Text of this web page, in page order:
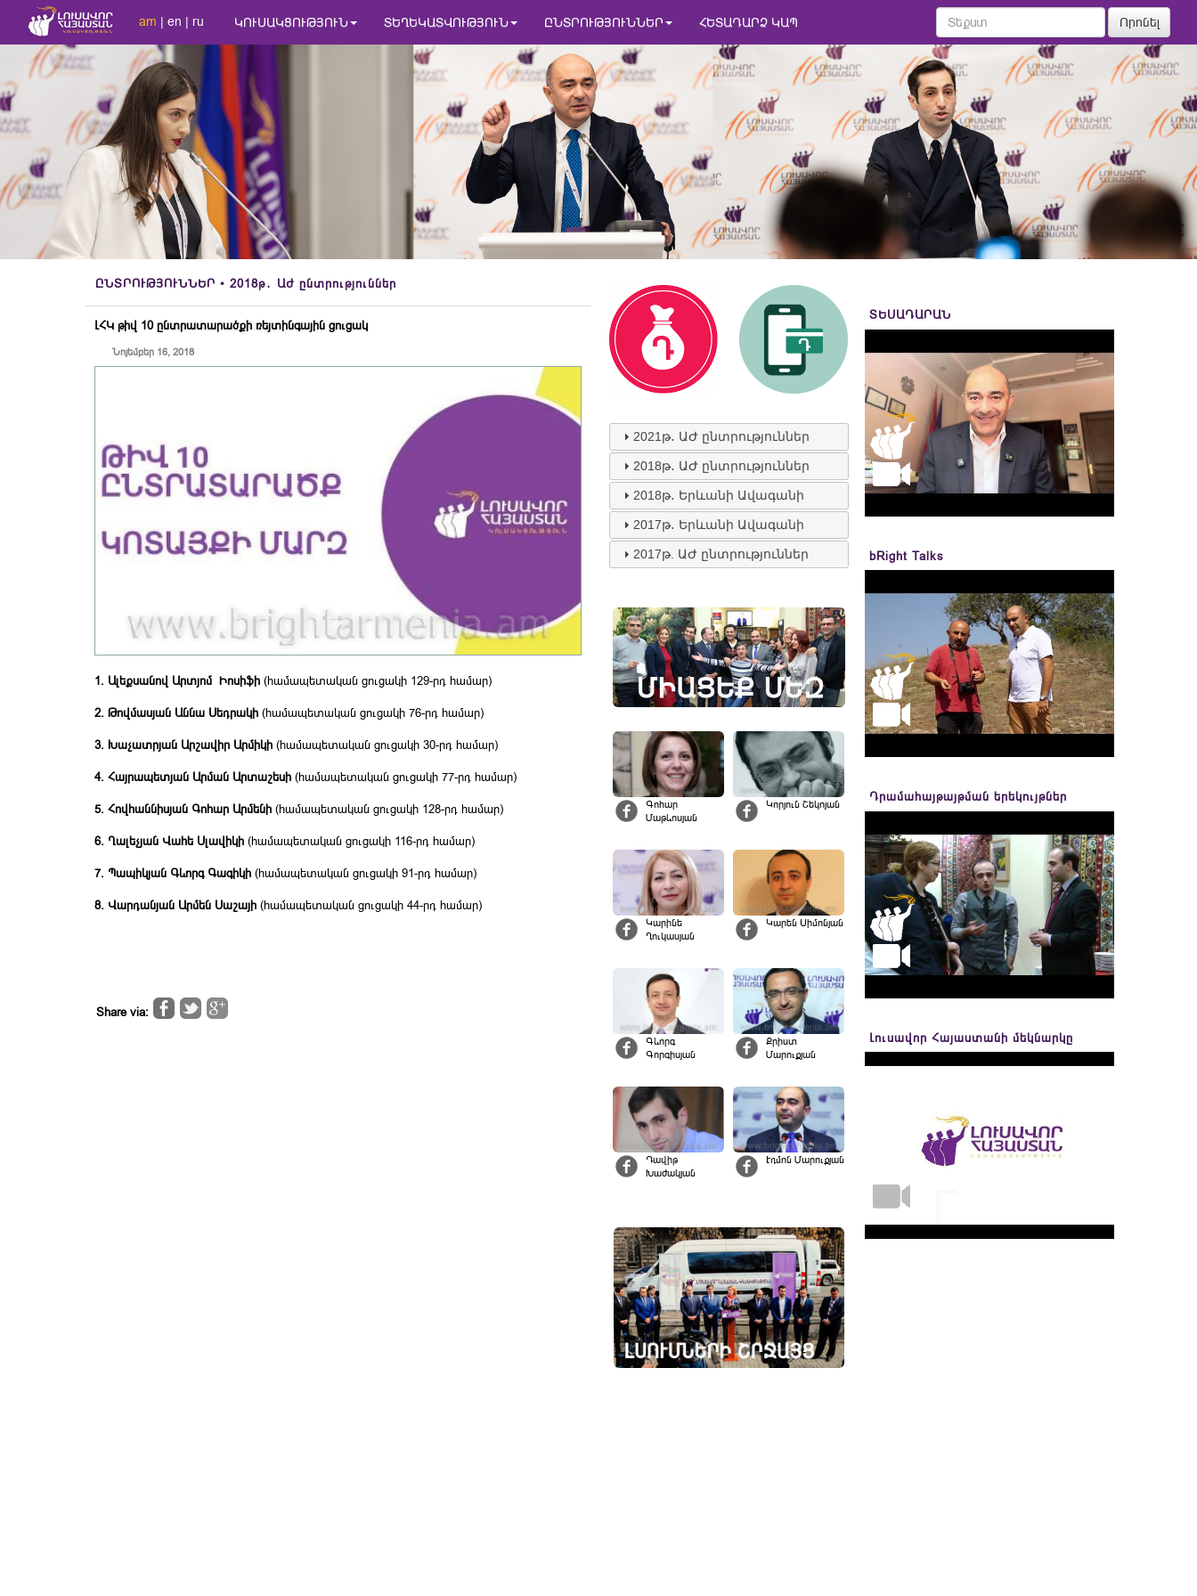
am | en | ru ԿՈՒՍԱԿՑՈՒԹՅՈՒՆ ՏԵՂԵԿԱՏՎՈՒԹՅՈՒՆ ԸՆՏՐՈՒԹՅՈՒՆՆԵՐ ՀԵՏԱԴԱՐՁ ԿԱՊ Որոնել
ԸՆՏՐՈՒԹՅՈՒՆՆԵՐ • 2018թ․ ԱԺ ընտրություններ
ԼՀԿ թիվ 10 ընտրատարածքի ռեյտինգային ցուցակ
Նոյեմբեր 16, 2018
1. Ալեքսանով Արտյոմ Իոսիֆի (համապետական ցուցակի 129-րդ համար)
2. Թովմասյան Աննա Սեդրակի (համապետական ցուցակի 76-րդ համար)
3. Խաչատրյան Արշավիր Արմիկի (համապետական ցուցակի 30-րդ համար)
4. Հայրապետյան Արման Արտաշեսի (համապետական ցուցակի 77-րդ համար)
5. Հովհաննիսյան Գոհար Արմենի (համապետական ցուցակի 128-րդ համար)
6. Ղալեչյան Վահե Սլավիկի (համապետական ցուցակի 116-րդ համար)
7. Պապիկյան Գևորգ Գագիկի (համապետական ցուցակի 91-րդ համար)
8. Վարդանյան Արմեն Սաշայի (համապետական ցուցակի 44-րդ համար)
Share via:
2021թ․ ԱԺ ընտրություններ
2018թ․ ԱԺ ընտրություններ
2018թ․ Երևանի Ավագանի
2017թ․ Երևանի Ավագանի
2017թ. ԱԺ ընտրություններ
Գոհար
Մաթևոսյան
Կորյուն Շեկոյան
Կարինե
Ղուկասյան
Կարեն Սիմոնյան
Գևորգ
Գորգիսյան
Քրիստ
Մարուքյան
Դավիթ
Խաժակյան
Էդմոն Մարուքյան
ՏԵՍԱԴԱՐԱՆ
bRight Talks
Դրամահայթայթման երեկույթներ
Լուսավոր Հայաստանի մեկնարկը